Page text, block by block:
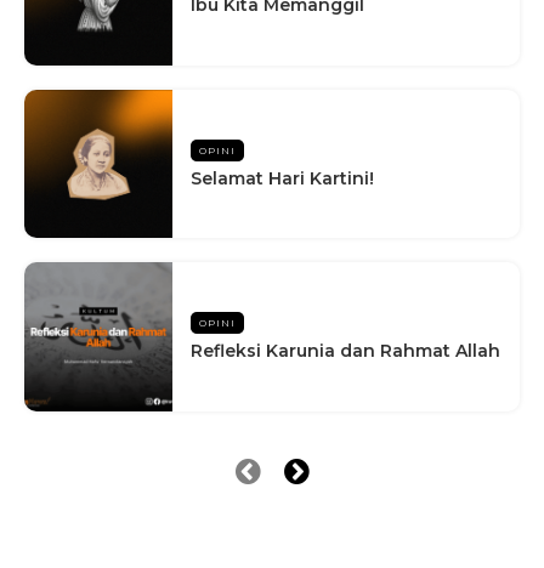
Ibu Kita Memanggil
OPINI
Selamat Hari Kartini!
OPINI
Refleksi Karunia dan Rahmat Allah